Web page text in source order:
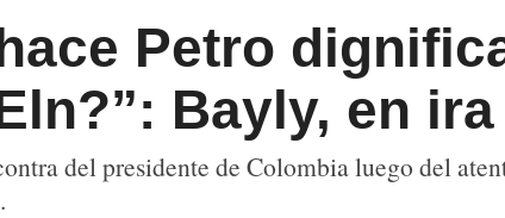
Petro
Bayly, en
del presidente de Colombia luego del